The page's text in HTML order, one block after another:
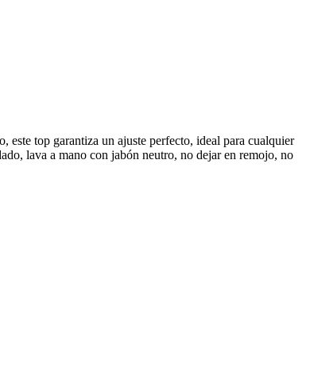
este top garantiza un ajuste perfecto, ideal para cualquier
lava a mano con jabón neutro, no dejar en remojo, no